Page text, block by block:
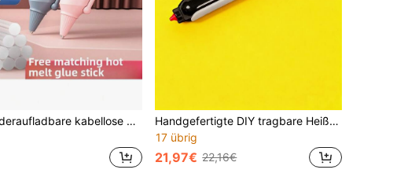
USB wiederaufladbare kabellose Heißklebepistole mit 10 Stücke Klebesticks, praktisch für DIY Basteleien, Kunstprojekte und Heimreparaturen
Handgefertigte DIY tragbare Heißklebepistole, Lithium-Ionen-Batterie betriebene Heißklebepistole, USB wiederaufladbare kabellose tragbare Heißklebepistole, Mini kompakte Heißklebesticks
17 übrig
21,97€ 22,16€